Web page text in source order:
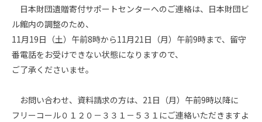
日本財団遺贈寄付サポートセンターへのご連絡は、日本財団ビ
ル館内の調整のため、
11月19日（土）午前8時から11月21日（月）午前9時まで、留守
番電話をお受けできない状態になりますので、
ご了承くださいませ。
お問い合わせ、資料請求の方は、21日（月）午前9時以降に
フリーコール０１２０－３３１－５３１にご連絡いただきますよ